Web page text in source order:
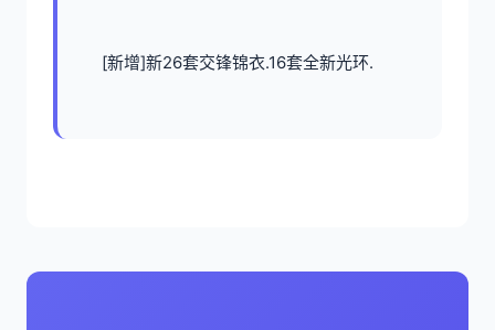
[新增]新26套交锋锦衣.16套全新光环.